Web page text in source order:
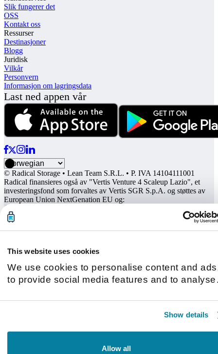
This website uses cookies
We use cookies to personalise content and
to provide social media features and to analyse
use of our site with our social media,
and analytics partners who may combine it with
Show details
Allow all
Slik fungerer det
OSS
Kontakt oss
Ressurser
Destinasjoner
Blogg
Juridisk
Vilkår
Personvern
Informasjon om lagringsdata
Last ned appen vår
© Radical Storage • Lean Team S.R.L. • P. IVA 14104111001
Radical finansieres også av "Vertis Venture 4 Scaleup Lazio", et
investeringsfond som forvaltes av Vertis SGR S.p.A. og støttes av
European Union NextGenation EU og: